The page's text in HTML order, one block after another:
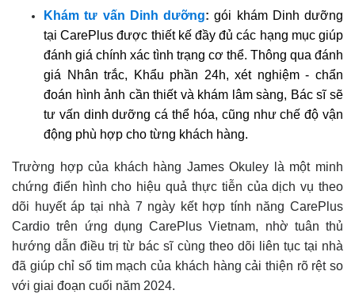
Khám tư vấn Dinh dưỡng:gói khám Dinh dưỡng
tại CarePlus được thiết kế đầy đủ các hạng mục giúp
đánh giá chính xác tình trạng cơ thể. Thông qua đánh
giá Nhân trắc, Khẩu phần 24h, xét nghiệm - chẩn
đoán hình ảnh cần thiết và khám lâm sàng, Bác sĩ sẽ
tư vấn dinh dưỡng cá thể hóa, cũng như chế độ vận
động phù hợp cho từng khách hàng.
Trường hợp của khách hàng James Okuley là một minh
chứng điển hình cho hiệu quả thực tiễn của dịch vụ theo
dõi huyết áp tại nhà 7 ngày kết hợp tính năng CarePlus
Cardio trên ứng dụng CarePlus Vietnam, nhờ tuân thủ
hướng dẫn điều trị từ bác sĩ cùng theo dõi liên tục tại nhà
đã giúp chỉ số tim mạch của khách hàng cải thiện rõ rệt so
với giai đoạn cuối năm 2024.